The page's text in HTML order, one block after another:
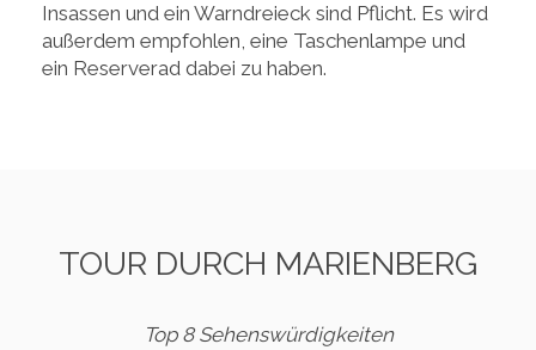
Insassen und ein Warndreieck sind Pflicht. Es wird
außerdem empfohlen, eine Taschenlampe und
ein Reserverad dabei zu haben.
TOUR DURCH MARIENBERG
Top 8 Sehenswürdigkeiten